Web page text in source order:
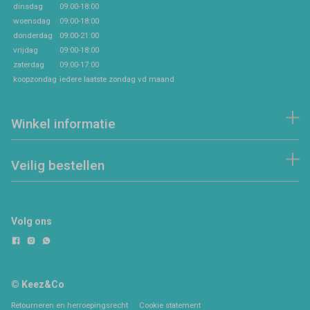
dinsdag
09:00-18:00
woensdag
09:00-18:00
donderdag
09:00-21:00
vrijdag
09:00-18:00
zaterdag
09:00-17:00
koopzondag iedere laatste zondag vd maand
Winkel informatie
Veilig bestellen
Volg ons
© Keez&Co
Retourneren en herroepingsrecht Cookie statement